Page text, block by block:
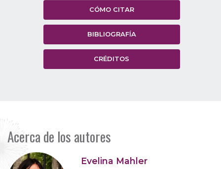
CÓMO CITAR
BIBLIOGRAFÍA
CRÉDITOS
Acerca de los autores
Evelina Mahler